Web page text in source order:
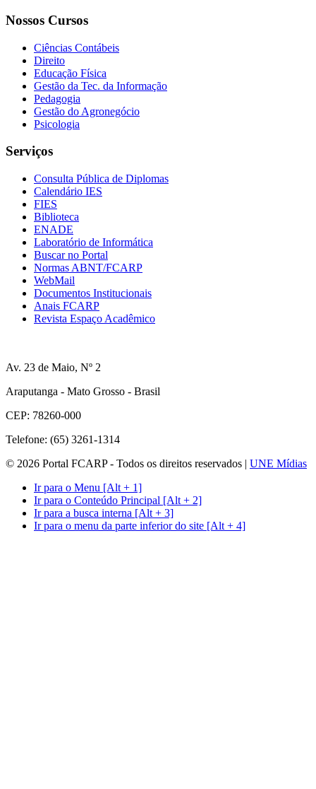
Nossos Cursos
Ciências Contábeis
Direito
Educação Física
Gestão da Tec. da Informação
Pedagogia
Gestão do Agronegócio
Psicologia
Serviços
Consulta Pública de Diplomas
Calendário IES
FIES
Biblioteca
ENADE
Laboratório de Informática
Buscar no Portal
Normas ABNT/FCARP
WebMail
Documentos Institucionais
Anais FCARP
Revista Espaço Acadêmico
Av. 23 de Maio, Nº 2
Araputanga - Mato Grosso - Brasil
CEP: 78260-000
Telefone: (65) 3261-1314
© 2026 Portal FCARP - Todos os direitos reservados | UNE Mídias
Ir para o Menu [Alt + 1]
Ir para o Conteúdo Principal [Alt + 2]
Ir para a busca interna [Alt + 3]
Ir para o menu da parte inferior do site [Alt + 4]